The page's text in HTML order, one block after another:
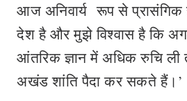
आज अनिवार्य रूप से प्रासंगिक
देश है और मुझे विश्वास है कि
आंतरिक ज्ञान में अधिक रुचि ली
अखंड शांति पैदा कर सकते हैं।’